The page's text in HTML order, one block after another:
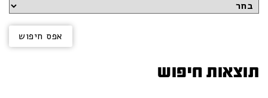
תוצאות חיפוש